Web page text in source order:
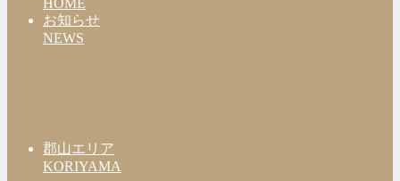
HOME
お知らせ
NEWS
郡山エリア
KORIYAMA